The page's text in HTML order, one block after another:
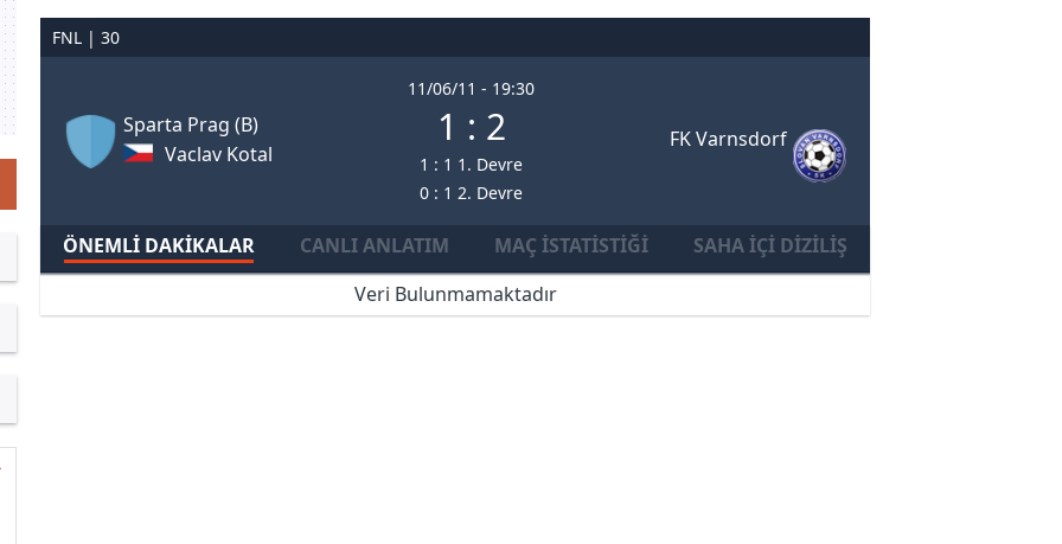
FNL | 30
Sparta Prag (B)
Vaclav Kotal
11/06/11 - 19:30
1 : 2
1 : 1 1. Devre
0 : 1 2. Devre
FK Varnsdorf
ÖNEMLI DAKIKALAR CANLI ANLATIM MAÇ İSTATISTIĞI
SAHA İÇI DIZILIŞ
Veri Bulunmamaktadır